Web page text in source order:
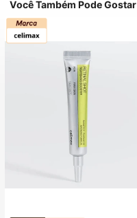
Você Também Pode Gostar